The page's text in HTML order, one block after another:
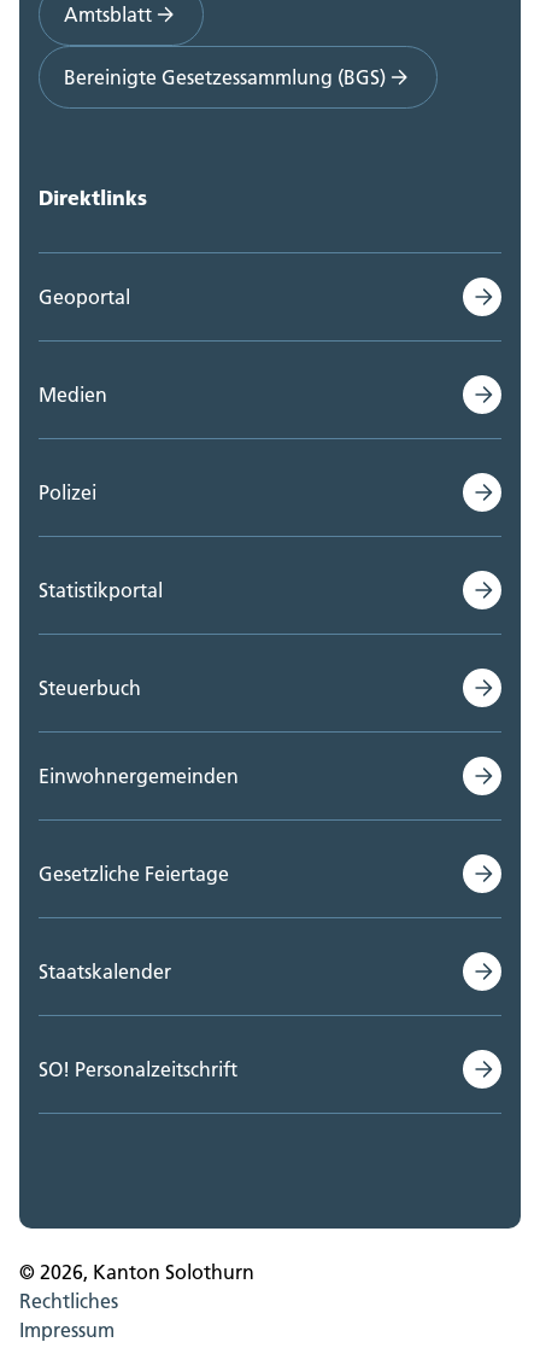
Amtsblatt
Bereinigte Gesetzessammlung (BGS)
Direktlinks
Geoportal
Medien
Polizei
Statistikportal
Steuerbuch
Einwohnergemeinden
Gesetzliche Feiertage
Staatskalender
SO! Personalzeitschrift
© 2026, Kanton Solothurn
Rechtliches
Impressum